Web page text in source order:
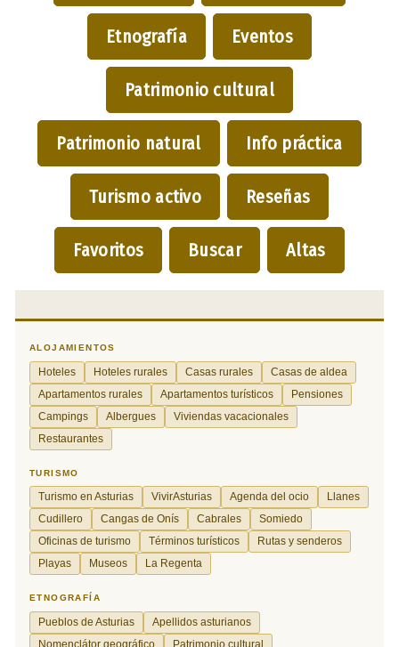
Etnografía Eventos
Patrimonio cultural
Patrimonio natural Info práctica
Turismo activo Reseñas
Favoritos Buscar Altas